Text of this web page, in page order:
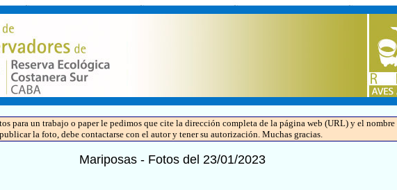
para un trabajo o paper le pedimos que cite la dirección completa de la página web (URL) y el
la foto, debe contactarse con el autor y tener su autorización. Muchas gracias.
Mariposas - Fotos del 23/01/2023